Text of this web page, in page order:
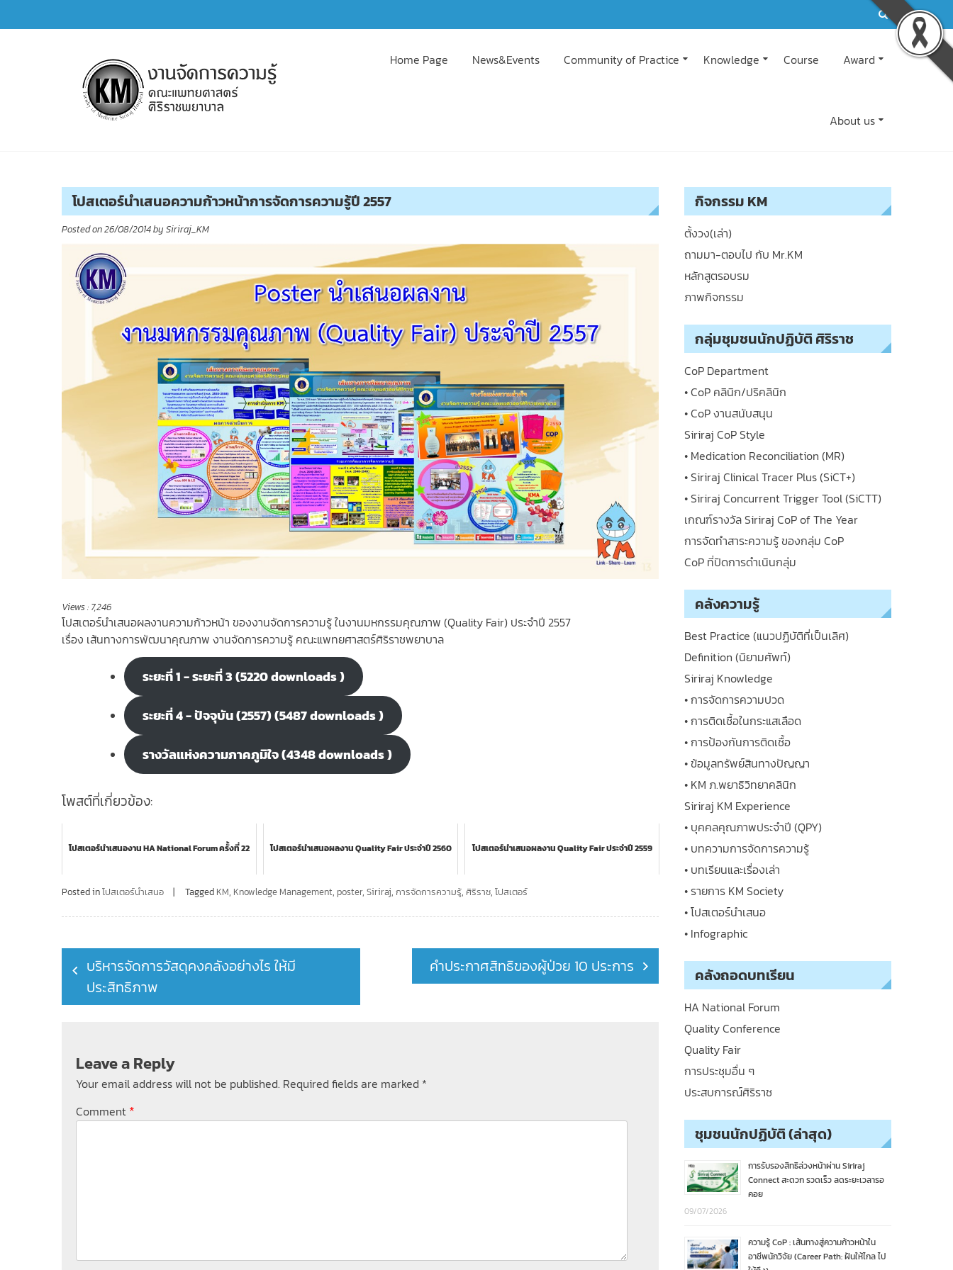
to
Home Page News&Events Community of Practice Knowledge Course Award
About us
โปสเตอร์นำเสนอความก้าวหน้าการจัดการความรู้ปี 2557
Posted on26/08/2014by Siriraj_KM
Views : 7,246
โปสเตอร์นำเสนอผลงานความก้าวหน้า ของงานจัดการความรู้ ในงานมหกรรมคุณภาพ (Quality Fair) ประจำปี 2557
เรื่อง เส้นทางการพัฒนาคุณภาพ งานจัดการความรู้ คณะแพทยศาสตร์ศิริราชพยาบาล
ระยะที่ 1 - ระยะที่ 3 (5220 downloads )
ระยะที่ 4 - ปัจจุบัน (2557) (5487 downloads )
รางวัลแห่งความภาคภูมิใจ (4348 downloads )
โพสต์ที่เกี่ยวข้อง:
โปสเตอร์นำเสนองาน HA National Forum ครั้งที่ 22 โปสเตอร์นำเสนอผลงาน Quality Fair ประจำปี 2560 โปสเตอร์นำเสนอผลงาน Quality Fair ประจำปี 2559
Posted inโปสเตอร์นำเสนอ Tagged KM, Knowledge Management, poster, Siriraj, การจัดการความรู้, ศิริราช, โปสเตอร์
Post
navigation
บริหารจัดการวัสดุคงคลังอย่างไร ให้มี
ประสิทธิภาพ
คำประกาศสิทธิของผู้ป่วย 10 ประการ
Leave a Reply
Your email address will not be published. Required fields are marked *
Comment *
กิจกรรม KM
ตั้งวง(เล่า)
ถามมา-ตอบไป กับ Mr.KM
หลักสูตรอบรม
ภาพกิจกรรม
กลุ่มชุมชนนักปฏิบัติ ศิริราช
CoP Department
• CoP คลินิก/ปริคลินิก
• CoP งานสนับสนุน
Siriraj CoP Style
• Medication Reconciliation (MR)
• Siriraj Clinical Tracer Plus (SiCT+)
• Siriraj Concurrent Trigger Tool (SiCTT)
เกณฑ์รางวัล Siriraj CoP of The Year
การจัดทำสาระความรู้ ของกลุ่ม CoP
CoP ที่ปิดการดำเนินกลุ่ม
คลังความรู้
Best Practice (แนวปฏิบัติที่เป็นเลิศ)
Definition (นิยามศัพท์)
Siriraj Knowledge
• การจัดการความปวด
• การติดเชื้อในกระแสเลือด
• การป้องกันการติดเชื้อ
• ข้อมูลทรัพย์สินทางปัญญา
• KM ภ.พยาธิวิทยาคลินิก
Siriraj KM Experience
• บุคคลคุณภาพประจำปี (QPY)
• บทความการจัดการความรู้
• บทเรียนและเรื่องเล่า
• รายการ KM Society
• โปสเตอร์นำเสนอ
• Infographic
คลังถอดบทเรียน
HA National Forum
Quality Conference
Quality Fair
การประชุมอื่น ๆ
ประสบการณ์ศิริราช
ชุมชนนักปฏิบัติ (ล่าสุด)
การรับรองสิทธิล่วงหน้าผ่าน Siriraj
Connect สะดวก รวดเร็ว ลดระยะเวลารอ
คอย
09/07/2026
ความรู้ CoP : เส้นทางสู่ความก้าวหน้าใน
อาชีพนักวิจัย (Career Path: ฝันให้ไกล ไป